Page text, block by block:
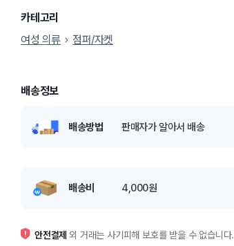
카테고리
여성 의류
점퍼/자켓
배송정보
배송방법 판매자가 알아서 배송
배송비 4,000원
안전결제 외 거래는 사기피해 보호를 받을 수 없습니다.